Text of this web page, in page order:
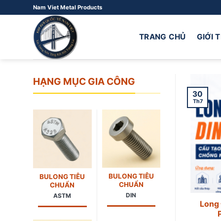
qua
Nam Viet Metal Products
TRANG CHỦ GIỚI
HẠNG MỤC GIA CÔNG
BULONG TIÊU
CHUẨN
ASTM
BULONG TIÊU
CHUẨN
DIN
Long
30
Th7